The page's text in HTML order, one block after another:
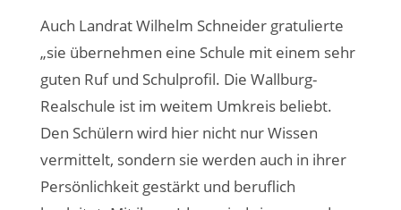
Auch Landrat Wilhelm Schneider gratulierte
„sie übernehmen eine Schule mit einem sehr
guten Ruf und Schulprofil. Die Wallburg-
Realschule ist im weitem Umkreis beliebt.
Den Schülern wird hier nicht nur Wissen
vermittelt, sondern sie werden auch in ihrer
Persönlichkeit gestärkt und beruflich